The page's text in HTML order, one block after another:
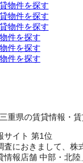
物件を探す
物件を探す
物件を探す
件を探す
件を探す
件を探す
重県の賃貸情報・
査におきまして、
報店舗 中部・北